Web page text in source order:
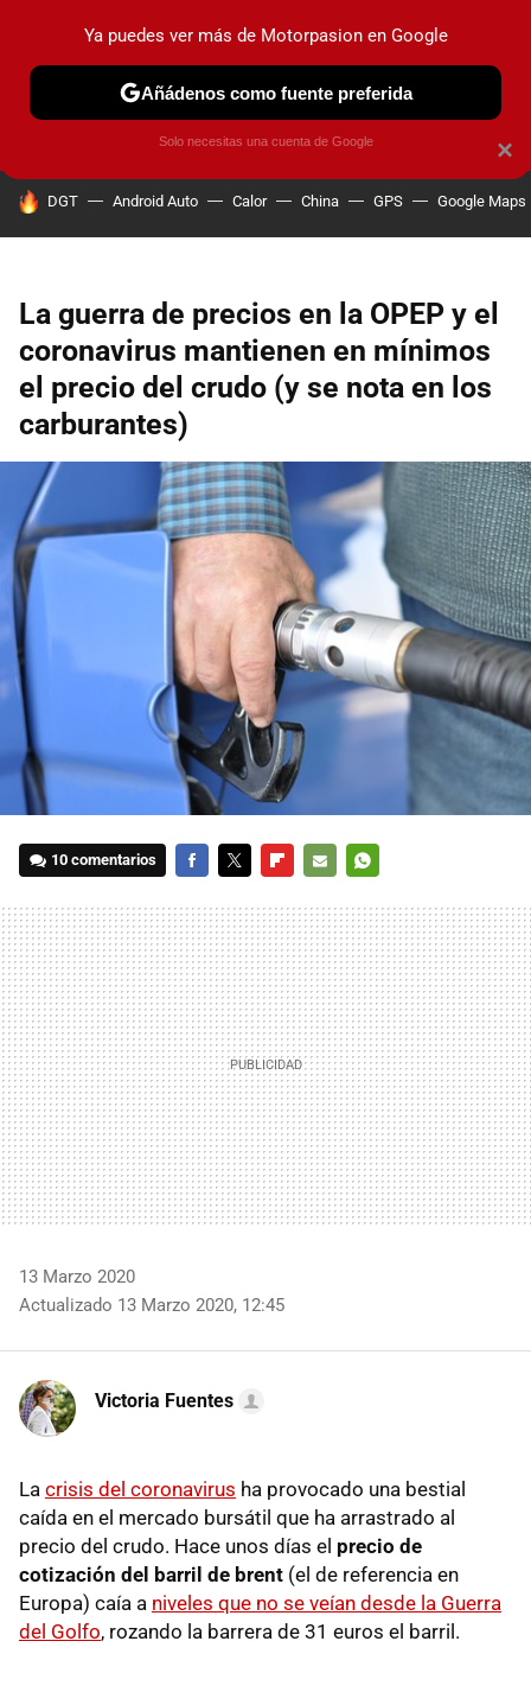
PRUEBAS COCHES ELÉCTRICOS OBSERVATORIO
HOY SE HABLA DE
DGT Android Auto Calor China GPS Google Maps
La guerra de precios en la OPEP y el
coronavirus mantienen en mínimos
el precio del crudo (y se nota en los
carburantes)
10 comentarios
MAIL
13 Marzo 2020
Actualizado 13 Marzo 2020, 12:45
Victoria Fuentes
La crisis del coronavirus ha provocado una bestial
caída en el mercado bursátil que ha arrastrado al
precio del crudo. Hace unos días el precio de
cotización del barril de brent (el de referencia en
Europa) caía a niveles que no se veían desde la Guerra
del Golfo, rozando la barrera de 31 euros el barril.
×
Ya puedes ver más de Motorpasion en Google
Añádenos como fuente preferida
Solo necesitas una cuenta de Google